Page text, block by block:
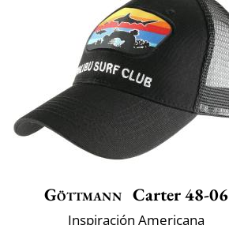
Göttmann Carter 48-06
Inspiración Americana